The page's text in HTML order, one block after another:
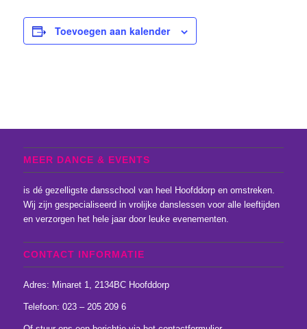
Toevoegen aan kalender
MEER DANCE & EVENTS
is dé gezelligste dansschool van heel Hoofddorp en omstreken.
Wij zijn gespecialiseerd in vrolijke danslessen voor alle leeftijden
en verzorgen het hele jaar door leuke evenementen.
CONTACT INFORMATIE
Adres: Minaret 1, 2134BC Hoofddorp
Telefoon: 023 – 205 209 6